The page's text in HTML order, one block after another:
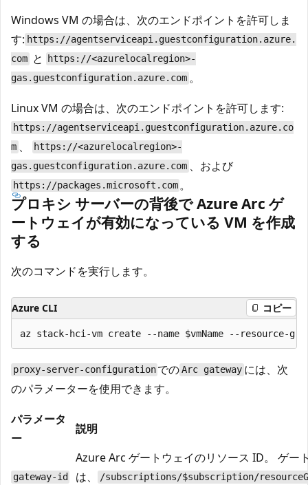
Windows VM の場合は、次のエンドポイントを許可しま
す: https://agentserviceapi.guestconfiguration.azure.
com と
https://<azurelocalregion>-
gas.guestconfiguration.azure.com 。
Linux VM の場合は、次のエンドポイントを許可します:
https://agentserviceapi.guestconfiguration.azure.co
m 、
https://<azurelocalregion>-
gas.guestconfiguration.azure.com 、および
https://packages.microsoft.com 。
プロキシ サーバーの背後で Azure Arc ゲ
ートウェイが有効になっている VM を作成
する
次のコマンドを実行します。
Azure CLI コピー
proxy-server-configuration でのArc gateway には、次
のパラメーターを使用できます。
パラメータ
ー
説明
gateway-id
Azure Arc ゲートウェイのリソース ID。 ゲー
は、
/subscriptions/$subscription/